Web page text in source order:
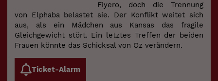
Fiyero, doch die Trennung
von Elphaba belastet sie. Der Konflikt weitet sich
aus, als ein Mädchen aus Kansas das fragile
Gleichgewicht stört. Ein letztes Treffen der beiden
Frauen könnte das Schicksal von Oz verändern.
Ticket-Alarm